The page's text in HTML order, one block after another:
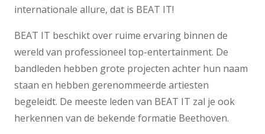
internationale allure, dat is BEAT IT!
BEAT IT beschikt over ruime ervaring binnen de
wereld van professioneel top-entertainment. De
bandleden hebben grote projecten achter hun naam
staan en hebben gerenommeerde artiesten
begeleidt. De meeste leden van BEAT IT zal je ook
herkennen van de bekende formatie Beethoven.